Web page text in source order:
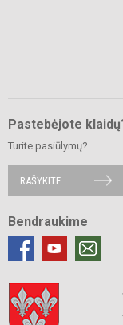
Pastebėjote
Turite pasiūlymų?
RAŠYKITE
Bendraukime